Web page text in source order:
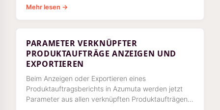
Mehr lesen →
PARAMETER VERKNÜPFTER
PRODUKTAUFTRÄGE ANZEIGEN UND
EXPORTIEREN
Beim Anzeigen oder Exportieren eines
Produktauftragsberichts in Azumuta werden jetzt
Parameter aus allen verknüpften Produktaufträgen,